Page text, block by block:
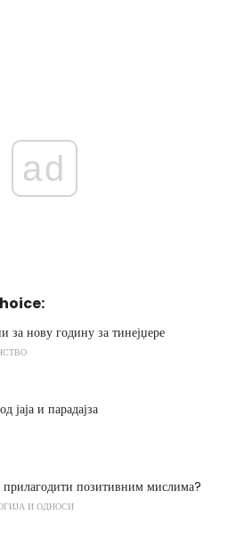
ad
за нову годину за тинејџере
јаја и парадајза
прилагодити позитивним мислима?
И ОДНОСИ